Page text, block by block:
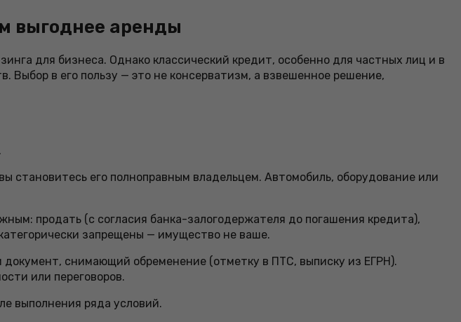
выгоднее аренды
для бизнеса. Однако классический кредит, особенно для частных лиц и в
в его пользу — это не консерватизм, а взвешенное решение,
.
становитесь его полноправным владельцем. Автомобиль, оборудование или
продать (с согласия банка-залогодержателя до погашения кредита),
запрещены — имущество не ваше.
документ, снимающий обременение (отметку в ПТС, выписку из ЕГРН).
или переговоров.
выполнения ряда условий.